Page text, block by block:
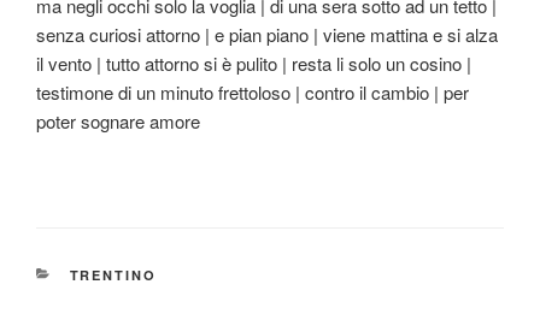
ma negli occhi solo la voglia | di una sera sotto ad un tetto |
senza curiosi attorno | e pian piano | viene mattina e si alza
il vento | tutto attorno si è pulito | resta li solo un cosino |
testimone di un minuto frettoloso | contro il cambio | per
poter sognare amore
CATEGORIE
TRENTINO